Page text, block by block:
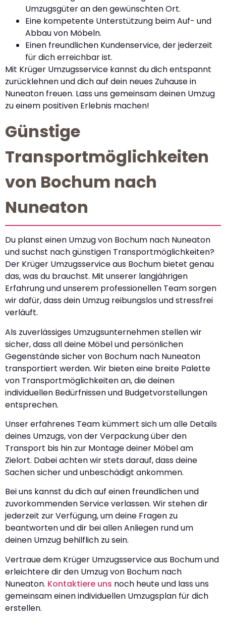
Umzugsgüter an den gewünschten Ort.
Eine kompetente Unterstützung beim Auf- und
Abbau von Möbeln.
Einen freundlichen Kundenservice, der jederzeit
für dich erreichbar ist.
Mit Krüger Umzugsservice kannst du dich entspannt
zurücklehnen und dich auf dein neues Zuhause in
Nuneaton freuen. Lass uns gemeinsam deinen Umzug
zu einem positiven Erlebnis machen!
Günstige
Transportmöglichkeiten
von Bochum nach
Nuneaton
Du planst einen Umzug von Bochum nach Nuneaton
und suchst nach günstigen Transportmöglichkeiten?
Der Krüger Umzugsservice aus Bochum bietet genau
das, was du brauchst. Mit unserer langjährigen
Erfahrung und unserem professionellen Team sorgen
wir dafür, dass dein Umzug reibungslos und stressfrei
verläuft.
Als zuverlässiges Umzugsunternehmen stellen wir
sicher, dass all deine Möbel und persönlichen
Gegenstände sicher von Bochum nach Nuneaton
transportiert werden. Wir bieten eine breite Palette
von Transportmöglichkeiten an, die deinen
individuellen Bedürfnissen und Budgetvorstellungen
entsprechen.
Unser erfahrenes Team kümmert sich um alle Details
deines Umzugs, von der Verpackung über den
Transport bis hin zur Montage deiner Möbel am
Zielort. Dabei achten wir stets darauf, dass deine
Sachen sicher und unbeschädigt ankommen.
Bei uns kannst du dich auf einen freundlichen und
zuvorkommenden Service verlassen. Wir stehen dir
jederzeit zur Verfügung, um deine Fragen zu
beantworten und dir bei allen Anliegen rund um
deinen Umzug behilflich zu sein.
Vertraue dem Krüger Umzugsservice aus Bochum und
erleichtere dir den Umzug von Bochum nach
Nuneaton. Kontaktiere uns noch heute und lass uns
gemeinsam einen individuellen Umzugsplan für dich
erstellen.